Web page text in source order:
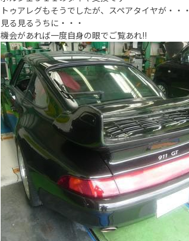
トゥアレグもそうでしたが、スペアタイヤが・・・
見る見るうちに・・・
機会があれば一度自身の眼でご覧あれ!!